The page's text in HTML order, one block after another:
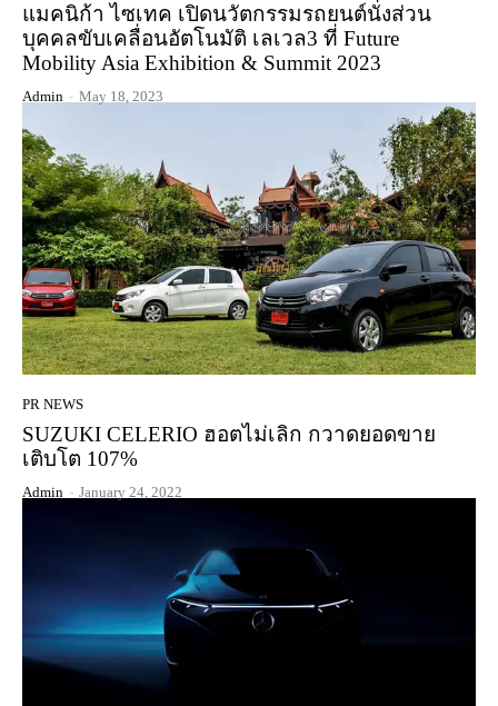
แมคนิก้า ไซเทค เปิดนวัตกรรมรถยนต์นั่งส่วน
บุคคลขับเคลื่อนอัตโนมัติ เลเวล3 ที่ Future
Mobility Asia Exhibition & Summit 2023
Admin - May 18, 2023
PR NEWS
SUZUKI CELERIO ฮอตไม่เลิก กวาดยอดขาย
เติบโต 107%
Admin - January 24, 2022